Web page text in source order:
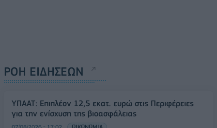
ΡΟΗ ΕΙΔΗΣΕΩΝ
ΥΠΑΑΤ: Επιπλέον 12,5 εκατ. ευρώ στις Περιφέρειες
για την ενίσχυση της βιοασφάλειας